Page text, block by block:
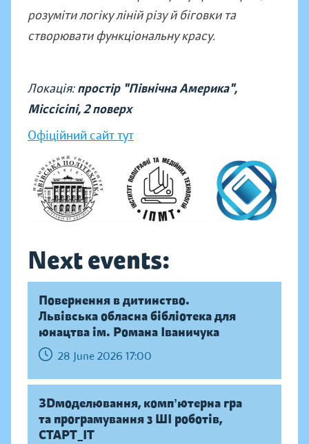
розуміти логіку ліній різу й біговки та
створювати функціональну красу.
Локація:простір "Північна Америка",
Міссісіпі, 2 поверх
Офіційний сайт тут
Next events:
Повернення в дитинство.
Львівська обласна бібліотека для
юнацтва ім. Романа Іваничука
28 June 2026 17:00
ЗDмоделювання, компʼютерна гра
та програмування з ШІ роботів,
СТАРТ_ІТ